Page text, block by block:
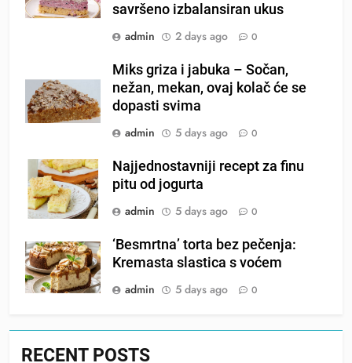
savršeno izbalansiran ukus
admin
2 days ago 0
Miks griza i jabuka – Sočan,
nežan, mekan, ovaj kolač će se
dopasti svima
admin
5 days ago 0
Najjednostavniji recept za finu
pitu od jogurta
admin
5 days ago 0
‘Besmrtna’ torta bez pečenja:
Kremasta slastica s voćem
admin
5 days ago 0
RECENT POSTS